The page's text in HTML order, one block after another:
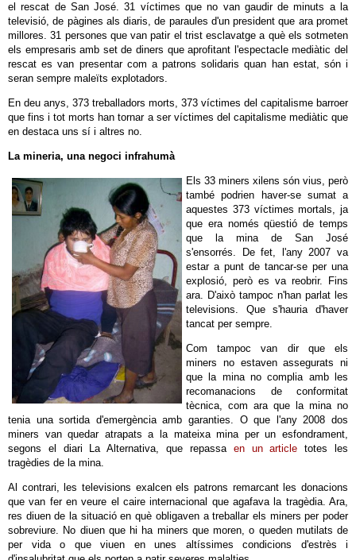
el rescat de San José. 31 víctimes que no van gaudir de minuts a la
televisió, de pàgines als diaris, de paraules d'un president que ara promet
millores. 31 persones que van patir el trist esclavatge a què els sotmeten
els empresaris amb set de diners que aprofitant l'espectacle mediàtic del
rescat es van presentar com a patrons solidaris quan han estat, són i
seran sempre maleïts explotadors.
En deu anys, 373 treballadors morts, 373 víctimes del capitalisme barroer
que fins i tot morts han tornar a ser víctimes del capitalisme mediàtic que
en destaca uns sí i altres no.
La mineria, una negoci infrahumà
Els 33 miners xilens són vius, però
també podrien haver-se sumat a
aquestes 373 víctimes mortals, ja
que era només qüestió de temps
que la mina de San José
s'ensorrés. De fet, l'any 2007 va
estar a punt de tancar-se per una
explosió, però es va reobrir. Fins
ara. D'això tampoc n'han parlat les
televisions. Que s'hauria d'haver
tancat per sempre.
Com tampoc van dir que els
miners no estaven assegurats ni
que la mina no complia amb les
recomanacions de conformitat
tècnica, com ara que la mina no
tenia una sortida d'emergència amb garanties. O que l'any 2008 dos
miners van quedar atrapats a la mateixa mina per un esfondrament,
segons el diari La Alternativa, que repassa en un article totes les
tragèdies de la mina.
Al contrari, les televisions exalcen els patrons remarcant les donacions
que van fer en veure el caire internacional que agafava la tragèdia. Ara,
res diuen de la situació en què obligaven a treballar els miners per poder
sobreviure. No diuen que hi ha miners que moren, o queden mutilats de
per vida o que viuen en unes altíssimes condicions d'estrès i